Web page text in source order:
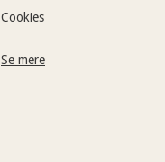
Cookies
Se mere